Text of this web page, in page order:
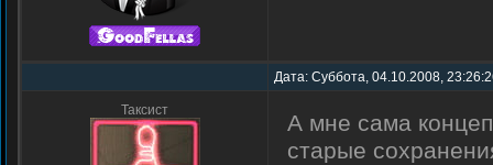
Дата: Суббота, 04.10.2008,
Таксист
А мне сама
старые